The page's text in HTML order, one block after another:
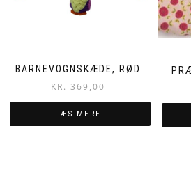
BARNEVOGNSKÆDE, RØD
KR. 369,00
LÆS MERE